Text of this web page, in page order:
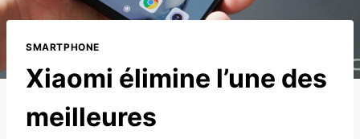
SMARTPHONE
Xiaomi élimine l’une des
meilleures